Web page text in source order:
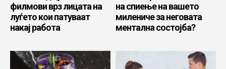
филмови врз лицата на
луѓето кои патуваат
накај работа
на спиење на вашето
милениче за неговата
ментална состојба?